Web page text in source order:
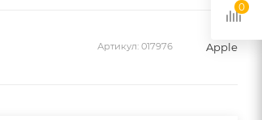
Артикул: 017976 Apple
0